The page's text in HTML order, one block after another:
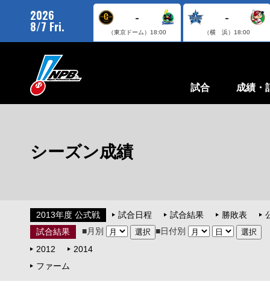
2026
8/7 Fri.
-
（東京ドーム） 18:00
-
（横 浜） 18:00
試合 成績・
シーズン成績
2013年度 公式戦 試合日程 試合結果 勝敗表
試合結果
■月別
■日付別
2012
2014
ファーム